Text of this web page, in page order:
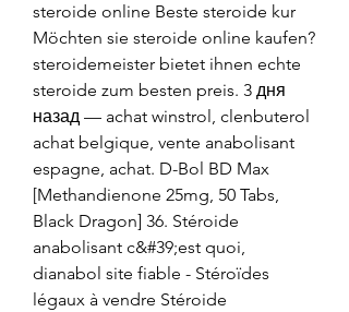
steroide online Beste steroide kur
Möchten sie steroide online kaufen?
steroidemeister bietet ihnen echte
steroide zum besten preis. 3 дня
назад — achat winstrol, clenbuterol
achat belgique, vente anabolisant
espagne, achat. D-Bol BD Max
[Methandienone 25mg, 50 Tabs,
Black Dragon] 36. Stéroide
anabolisant c&#39;est quoi,
dianabol site fiable - Stéroïdes
légaux à vendre Stéroide